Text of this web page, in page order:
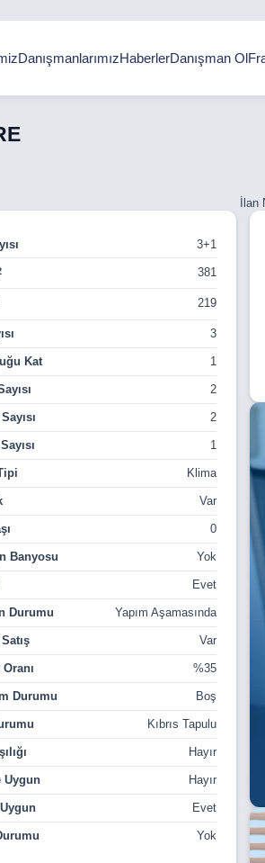
DanışmanlarımızHaberlerDanışman Ol
İlan
3+1
381
219
3
Kat 1
2
2
1
Klima
Var
0
Banyosu Yok
Evet
Durumu Yapım Aşamasında
Var
%35
Durumu Boş
Kıbrıs Tapulu
Hayır
Uygun Hayır
Evet
Yok